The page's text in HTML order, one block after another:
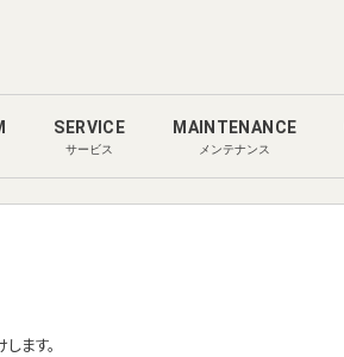
SERVICE
サービス
MAINTENANCE
メンテナンス
ます。